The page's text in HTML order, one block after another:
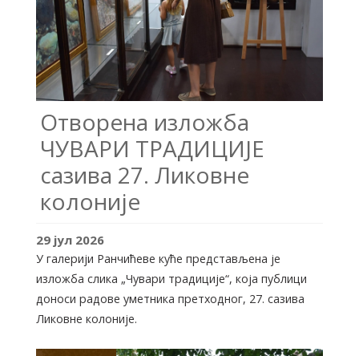
Отворена изложба
ЧУВАРИ ТРАДИЦИЈЕ
сазива 27. Ликовне
колоније
29 јул 2026
У галерији Ранчићеве куће представљена је
изложба слика „Чувари традиције“, која публици
доноси радове уметника претходног, 27. сазива
Ликовне колоније.